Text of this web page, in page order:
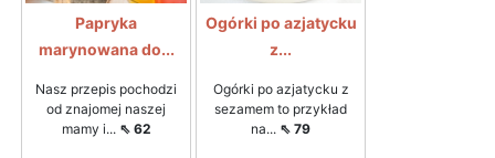
Papryka
marynowana do...
Nasz przepis pochodzi
od znajomej naszej
mamy i... ⇖ 62
Ogórki po azjatycku
z...
Ogórki po azjatycku z
sezamem to przykład
na... ⇖ 79